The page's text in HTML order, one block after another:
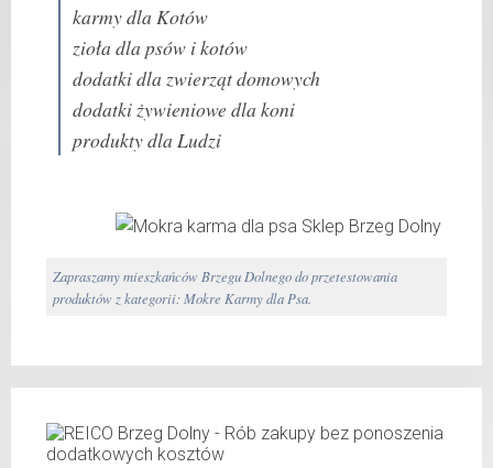
karmy dla Kotów
zioła dla psów i kotów
dodatki dla zwierząt domowych
dodatki żywieniowe dla koni
produkty dla Ludzi
Zapraszamy mieszkańców Brzegu Dolnego do przetestowania
produktów z kategorii: Mokre Karmy dla Psa.